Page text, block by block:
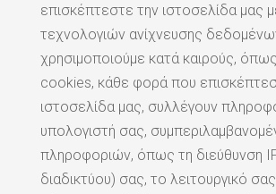
επισκέπτεστε την ιστοσελίδα μας
τεχνολογιών ανίχνευσης
χρησιμοποιούμε κατά καιρούς,
cookies, κάθε φορά που
ιστοσελίδα μας, συλλέγουν
υπολογιστή σας,
πληροφοριών, όπως τη διεύθυνση
διαδικτύου) σας, το λειτουργικό